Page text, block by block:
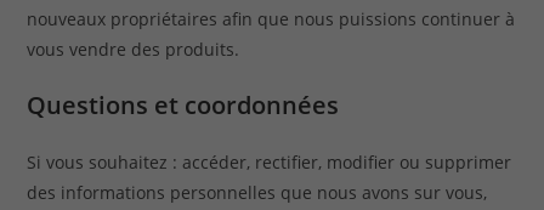
nouveaux propriétaires afin que nous puissions continuer à
vous vendre des produits.
Questions et coordonnées
Si vous souhaitez : accéder, rectifier, modifier ou supprimer
des informations personnelles que nous avons sur vous,